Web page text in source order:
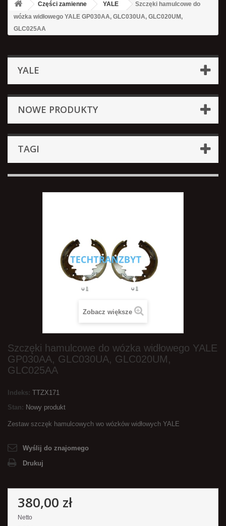
Części zamienne YALE
Szczęki hamulcowe do
wózka widłowego YALE GP030AA, GLC030UA, GLC020UM,
GLC025AA
YALE
NOWE PRODUKTY
TAGI
Zobacz większe
Szczęki hamulcowe do wózka widłowego YALE
GP030AA, GLC030UA, GLC020UM,
GLC025AA
Indeks: TTZX171
Stan: Nowy produkt
Zestaw szczęk hamulcowych wo wózków widłowych YALE
Wyślij do znajomego
Drukuj
380,00 zł
Netto